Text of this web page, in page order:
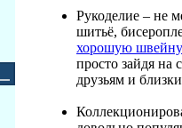
Рукоделие – не
шитьё,
хорошую
просто зайдя на
друзьям и